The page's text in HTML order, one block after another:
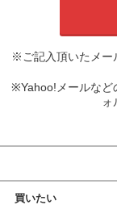
※ご記入頂いたメー
※Yahoo!メールなど
ォ
買いたい